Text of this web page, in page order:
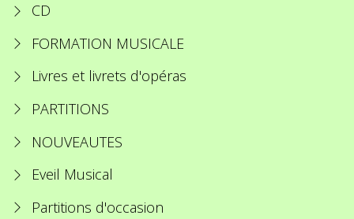
CD
FORMATION MUSICALE
Livres et livrets d'opéras
PARTITIONS
NOUVEAUTES
Eveil Musical
Partitions d'occasion